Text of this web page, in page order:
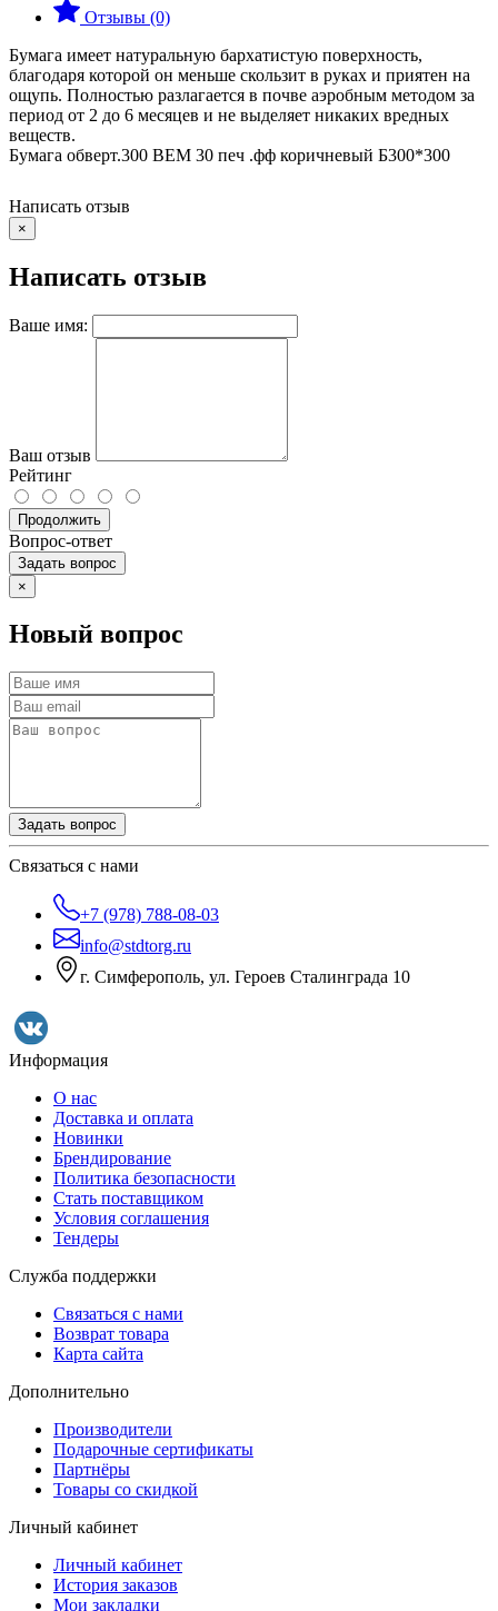
Отзывы (0)
Бумага имеет натуральную бархатистую поверхность,
благодаря которой он меньше скользит в руках и приятен на
ощупь. Полностью разлагается в почве аэробным методом за
период от 2 до 6 месяцев и не выделяет никаких вредных
веществ.
Бумага обверт.300 ВЕМ 30 печ .фф коричневый Б300*300
Написать отзыв
×
Написать отзыв
Ваше имя:
Ваш отзыв
Рейтинг
Продолжить
Вопрос-ответ
Задать вопрос
×
Новый вопрос
Задать вопрос
Связаться с нами
+7 (978) 788-08-03
info@stdtorg.ru
г. Симферополь, ул. Героев Сталинграда 10
Информация
О нас
Доставка и оплата
Новинки
Брендирование
Политика безопасности
Стать поставщиком
Условия соглашения
Тендеры
Служба поддержки
Связаться с нами
Возврат товара
Карта сайта
Дополнительно
Производители
Подарочные сертификаты
Партнёры
Товары со скидкой
Личный кабинет
Личный кабинет
История заказов
Мои закладки